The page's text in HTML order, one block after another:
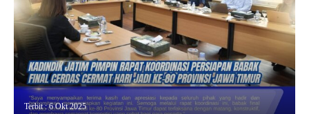
Terbit : 6 Okt 2025